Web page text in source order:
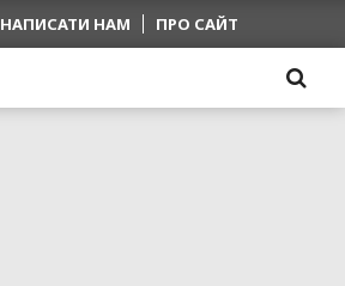
НАПИСАТИ НАМ ПРО САЙТ